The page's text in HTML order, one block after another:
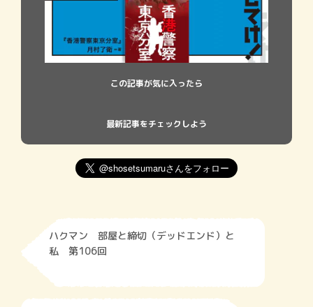
この記事が気に入ったら
最新記事をチェックしよう
ハクマン 部屋と締切（デッドエンド）と
私 第106回